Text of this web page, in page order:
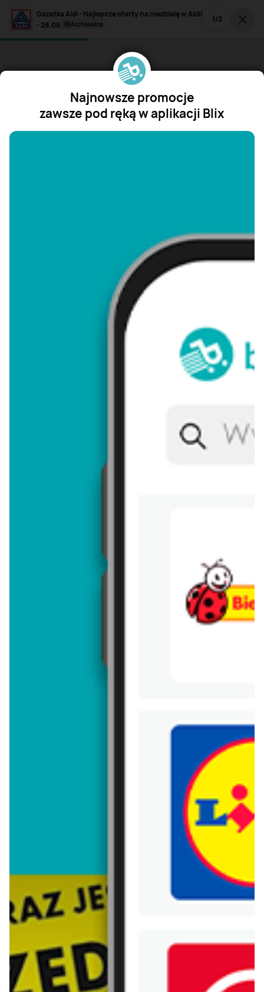
Trafiłeś na nieaktualną gazetkę
Zobacz aktualne gazetki Blix!
Gazetka Aldi - Najlepsze oferty na niedzielę w Aldi!
- 28.06
archiwalna 1/3
Najnowsze promocje
zawsze pod ręką w aplikacji Blix
"/>